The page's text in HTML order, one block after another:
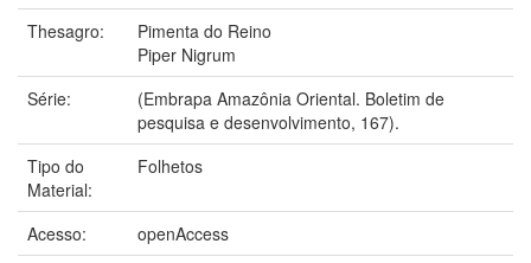
Thesagro:
Pimenta do Reino
Piper Nigrum
Série:
(Embrapa Amazônia Oriental. Boletim de
pesquisa e desenvolvimento, 167).
Tipo do
Material:
Folhetos
Acesso:
openAccess